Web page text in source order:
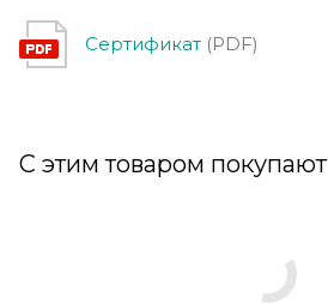
Сертификат (PDF)
С этим товаром покупают